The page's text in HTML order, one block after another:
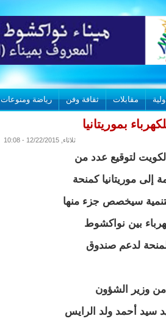
مقابلات ثقافة وفن رياضة ومنوعات
بموريتانيا
ثلاثاء, 12/22/2015 - 10:08
لتوقيع عدد من
إلى موريتانيا كمنحة
سيخصص جزء منها
بين نواكشوط
لدعم صندوق
وزير الشؤون
سيد أحمد ولد الرايس